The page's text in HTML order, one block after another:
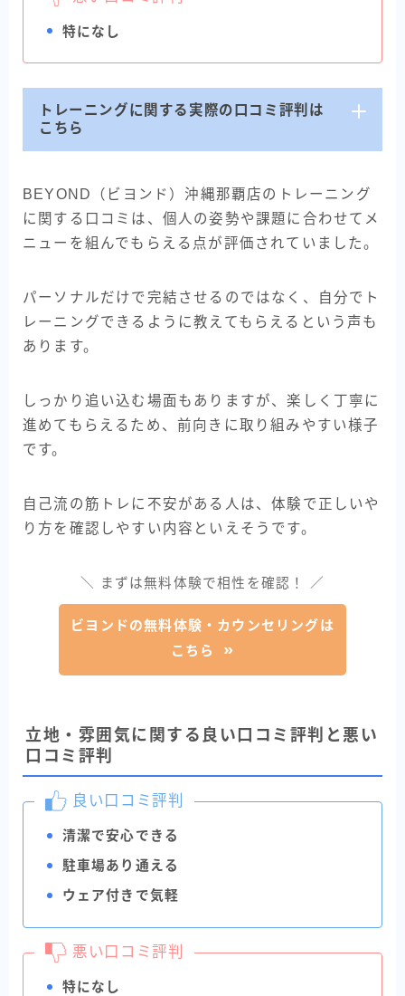
特になし
トレーニングに関する実際の口コミ評判は
こちら
BEYOND（ビヨンド）沖縄那覇店のトレーニング
に関する口コミは、個人の姿勢や課題に合わせてメ
ニューを組んでもらえる点が評価されていました。
パーソナルだけで完結させるのではなく、自分でト
レーニングできるように教えてもらえるという声も
あります。
しっかり追い込む場面もありますが、楽しく丁寧に
進めてもらえるため、前向きに取り組みやすい様子
です。
自己流の筋トレに不安がある人は、体験で正しいや
り方を確認しやすい内容といえそうです。
＼ まずは無料体験で相性を確認！ ／
ビヨンドの無料体験・カウンセリングは
こちら
立地・雰囲気に関する良い口コミ評判と悪い
口コミ評判
良い口コミ評判
清潔で安心できる
駐車場あり通える
ウェア付きで気軽
悪い口コミ評判
特になし